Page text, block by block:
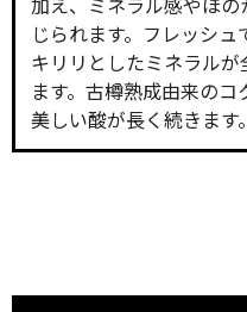
じられます。フレッシュ
キリリとしたミネラル
ます。古樽熟成由来の
美しい酸が長く続きます。